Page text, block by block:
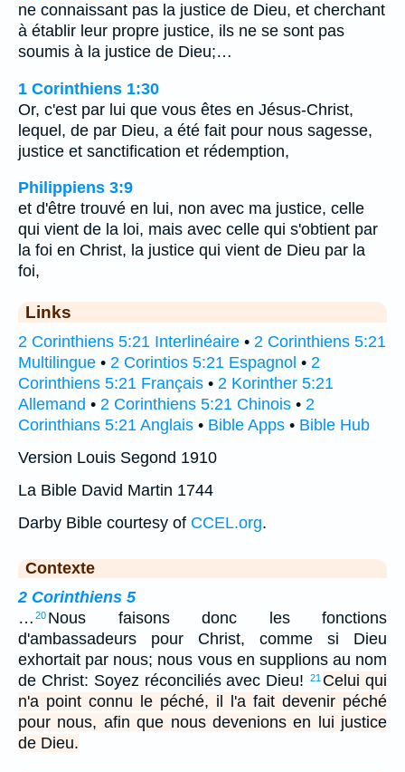
ne connaissant pas la justice de Dieu, et cherchant
à établir leur propre justice, ils ne se sont pas
soumis à la justice de Dieu;…
1 Corinthiens 1:30
Or, c'est par lui que vous êtes en Jésus-Christ,
lequel, de par Dieu, a été fait pour nous sagesse,
justice et sanctification et rédemption,
Philippiens 3:9
et d'être trouvé en lui, non avec ma justice, celle
qui vient de la loi, mais avec celle qui s'obtient par
la foi en Christ, la justice qui vient de Dieu par la
foi,
Links
2 Corinthiens 5:21 Interlinéaire • 2 Corinthiens 5:21
Multilingue • 2 Corintios 5:21 Espagnol • 2
Corinthiens 5:21 Français • 2 Korinther 5:21
Allemand • 2 Corinthiens 5:21 Chinois • 2
Corinthians 5:21 Anglais • Bible Apps • Bible Hub
Version Louis Segond 1910
La Bible David Martin 1744
Darby Bible courtesy of CCEL.org.
Contexte
2 Corinthiens 5
… 20 Nous faisons donc les fonctions
d'ambassadeurs pour Christ, comme si Dieu
exhortait par nous; nous vous en supplions au nom
de Christ: Soyez réconciliés avec Dieu!
21 Celui qui
n'a point connu le péché, il l'a fait devenir péché
pour nous, afin que nous devenions en lui justice
de Dieu.